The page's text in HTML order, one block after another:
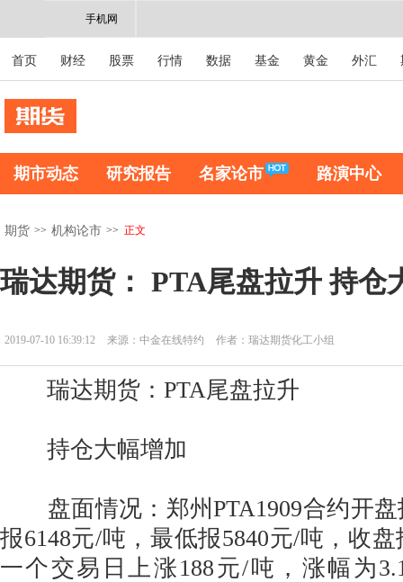
手机网
首页 财经 股票 行情 数据 基金 黄金 外汇
期市动态 研究报告 名家论市 路演中心
期货 >> 机构论市 >> 正文
瑞达期货： PTA尾盘拉升 持仓
2019-07-10 16:39:12 来源：中金在线特约 作者：瑞达期货化工小组
瑞达期货：PTA尾盘拉升
持仓大幅增加
盘面情况：郑州PTA1909合约开盘
报6148元/吨，最低报5840元/吨，收
一个交易日上涨188元/吨，涨幅为